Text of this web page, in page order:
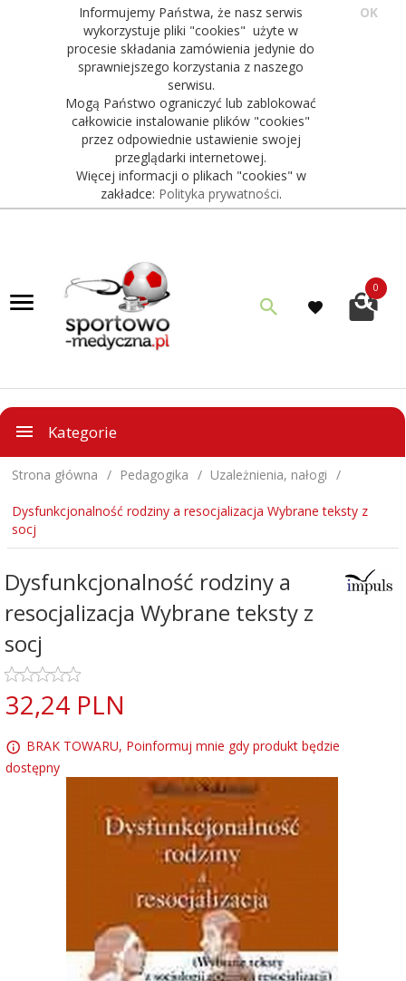
Informujemy Państwa, że nasz serwis
wykorzystuje pliki "cookies" użyte w
procesie składania zamówienia jedynie do
sprawniejszego korzystania z naszego
serwisu.
Mogą Państwo ograniczyć lub zablokować
całkowicie instalowanie plików "cookies"
przez odpowiednie ustawienie swojej
przeglądarki internetowej.
Więcej informacji o plikach "cookies" w
zakładce: Polityka prywatności.
OK
0
Kategorie
Strona główna Pedagogika Uzależnienia, nałogi
Dysfunkcjonalność rodziny a resocjalizacja Wybrane teksty z
socj
Dysfunkcjonalność rodziny a
resocjalizacja Wybrane teksty z
socj
32,24 PLN
BRAK TOWARU, Poinformuj mnie gdy produkt będzie
dostępny